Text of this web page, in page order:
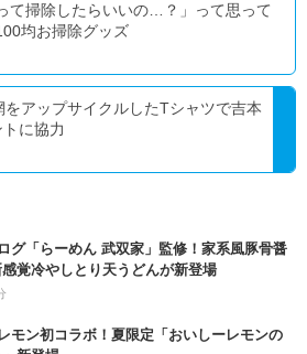
て掃除したらいいの…？」って思って
均お掃除グッズ
をアップサイクルしたTシャツで吉本
に協力
グ「らーめん 武双家」監修！家系風豚骨醤
覚冷やしとり天うどんが新登場
モン初コラボ！夏限定「おいしーレモンの